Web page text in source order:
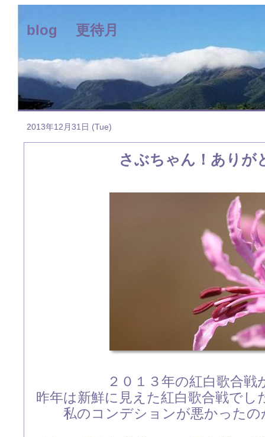
blog 更待月
2013年12月31日 (Tue)
さぶちゃん！ありが
２０１３年の紅白歌合
昨年は新鮮に見えた紅白歌合戦で
私のコンデションが悪かった